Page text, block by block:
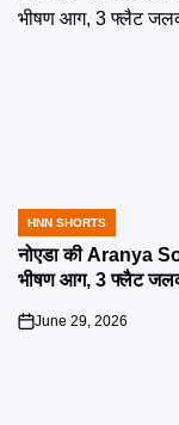
POSTED
IN
HNN SHORTS
नोएडा की Aranya
भीषण आग, 3 फ्लैट
on
June 29, 2026